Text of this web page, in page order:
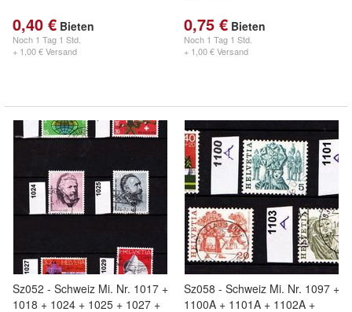
0,40 € Bieten
Noch 1 Tag 1 Std.
+ 1,00 € Versand
0,75 € Bieten
Noch 1 Tag 1 Std.
+ 1,00 € Versand
Sz052 - Schweiz Mi. Nr. 1017 +
1018 + 1024 + 1025 + 1027 +
Sz058 - Schweiz Mi. Nr. 1097 +
1100A + 1101A + 1102A +